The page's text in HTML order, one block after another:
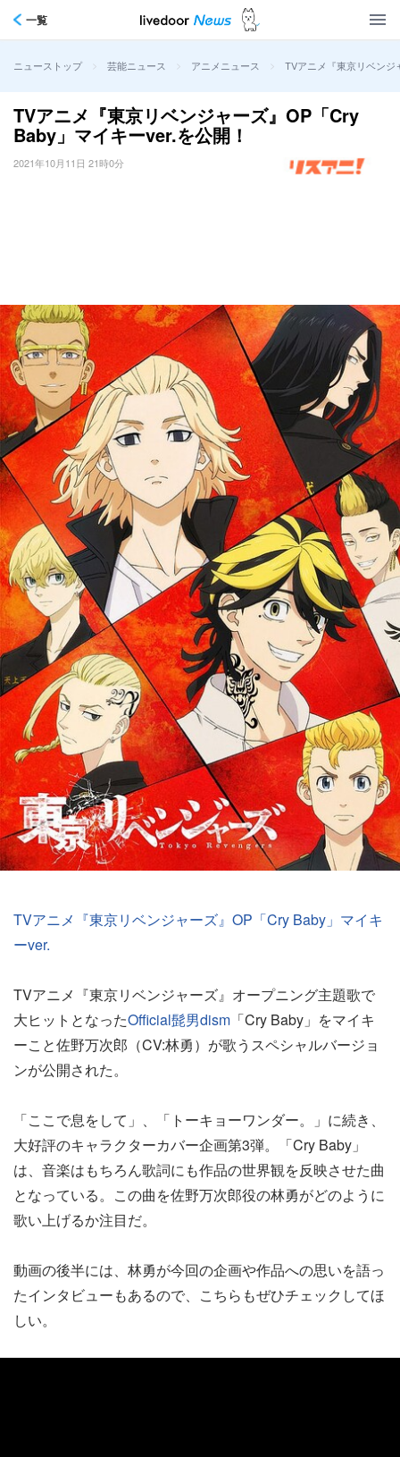
一覧
ニューストップ > 芸能ニュース > アニメニュース > TVアニメ『東京リベン
TVアニメ『東京リベンジャーズ』OP「Cry
Baby」マイキーver.を公開！
2021年10月11日 21時0分
TVアニメ『東京リベンジャーズ』OP「Cry Baby」マイキ
ーver.
TVアニメ『東京リベンジャーズ』オープニング主題歌で
大ヒットとなったOfficial髭男dism 「Cry Baby」をマイキ
ーこと佐野万次郎（CV:林勇）が歌うスペシャルバージョ
ンが公開された。
「ここで息をして」、「トーキョーワンダー。」に続き、
大好評のキャラクターカバー企画第3弾。「Cry Baby」
は、音楽はもちろん歌詞にも作品の世界観を反映させた曲
となっている。この曲を佐野万次郎役の林勇がどのように
歌い上げるか注目だ。
動画の後半には、林勇が今回の企画や作品への思いを語っ
たインタビューもあるので、こちらもぜひチェックしてほ
しい。